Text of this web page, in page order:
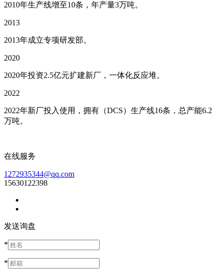
2010年生产线增至10条，年产量3万吨。
2013
2013年成立专项研发部。
2020
2020年投资2.5亿元扩建新厂，一体化反应堆。
2022
2022年新厂投入使用，拥有（DCS）生产线16条，总产能6.2
万吨。
在线服务
1272935344@qq.com
15630122398
发送询盘
*
*